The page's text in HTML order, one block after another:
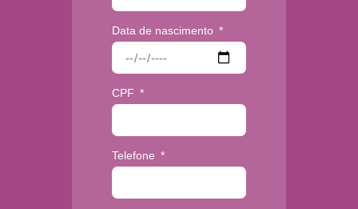
Data de nascimento
CPF
Telefone